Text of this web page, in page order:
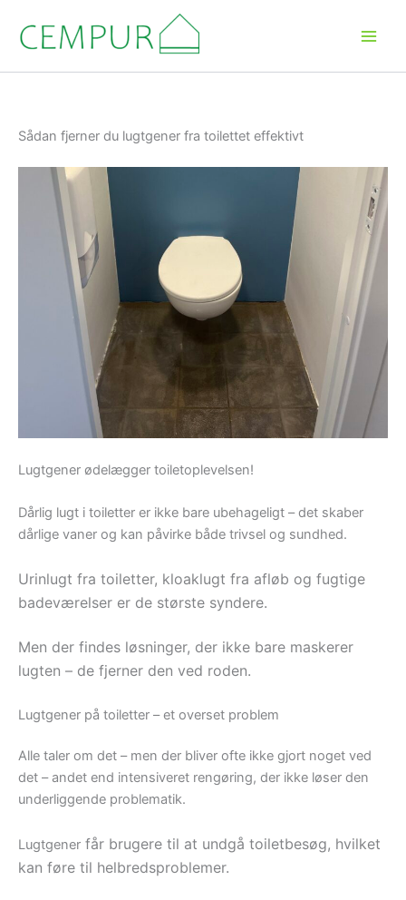
indholdet
Sådan fjerner du lugtgener fra toilettet effektivt
Lugtgener ødelægger toiletoplevelsen!
Dårlig lugt i toiletter er ikke bare ubehageligt – det skaber
dårlige vaner og kan påvirke både trivsel og sundhed.
Urinlugt fra toiletter, kloaklugt fra afløb og fugtige
badeværelser er de største syndere.
Men der findes løsninger, der ikke bare maskerer
lugten – de fjerner den ved roden.
Lugtgener på toiletter – et overset problem
Alle taler om det – men der bliver ofte ikke gjort noget ved
det – andet end intensiveret rengøring, der ikke løser den
underliggende problematik.
Lugtgener får brugere til at undgå toiletbesøg, hvilket
kan føre til helbredsproblemer.